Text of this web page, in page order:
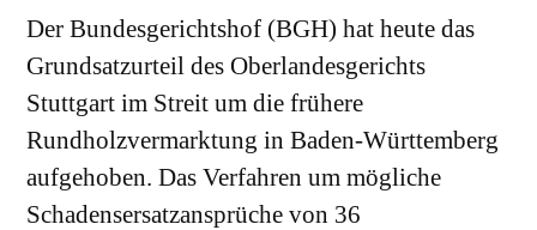
Der Bundesgerichtshof (BGH) hat heute das
Grundsatzurteil des Oberlandesgerichts
Stuttgart im Streit um die frühere
Rundholzvermarktung in Baden-Württemberg
aufgehoben. Das Verfahren um mögliche
Schadensersatzansprüche von 36